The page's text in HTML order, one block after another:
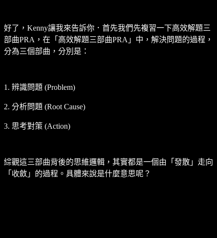
好了，Kenny讓我來告訴你．首先我們先複習一下高效解題三
部曲PRA，在「高效解題三部曲PRA」中，解決問題的過程，
分為三個部曲，分別是：
1. 辨識問題 (Problem)
2. 分析問題 (Root Cause)
3. 思考對策 (Action)
綜觀這三部曲背後的思維邏輯，其實都是一個由「發散」走向
「收斂」的過程。具體來說是什麼意思呢？